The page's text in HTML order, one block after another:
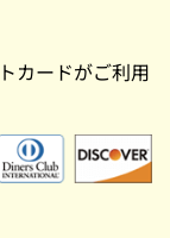
カードがご利用